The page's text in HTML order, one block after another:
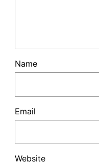
Name
Email
Website